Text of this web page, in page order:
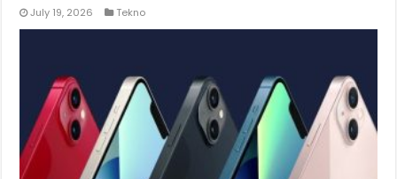
July 19, 2026 Tekno